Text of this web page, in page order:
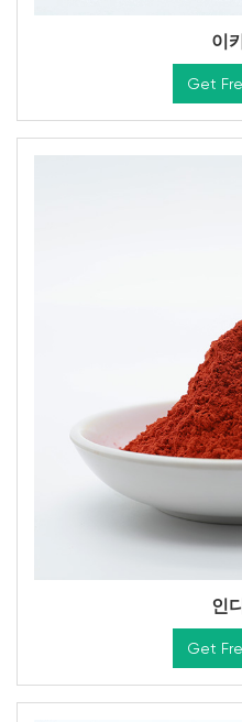
이
Get
인
Get